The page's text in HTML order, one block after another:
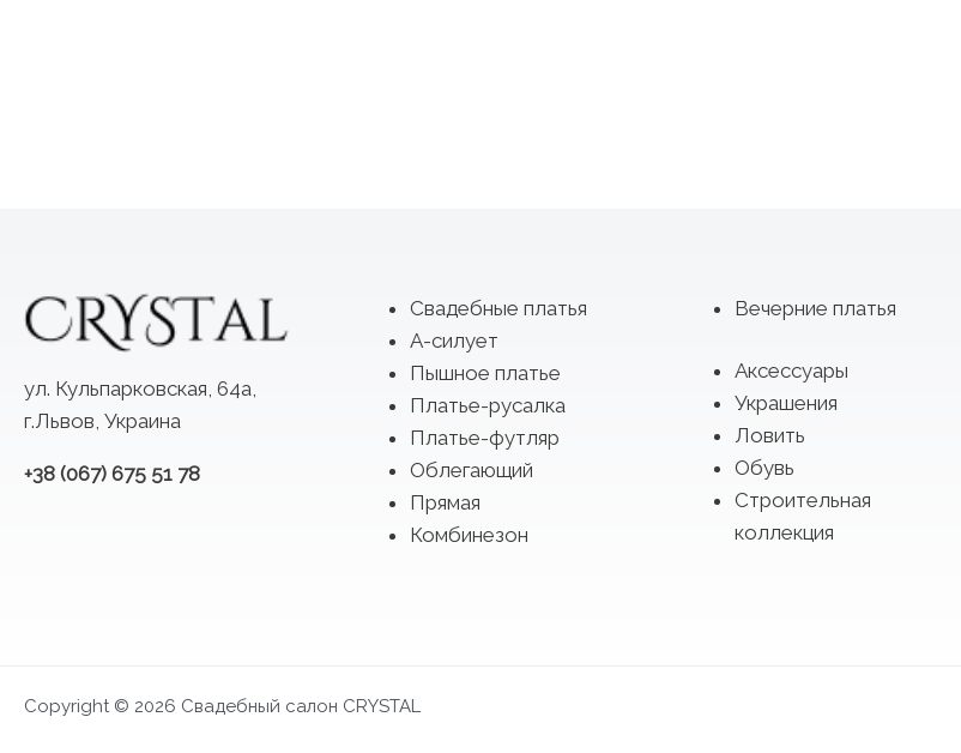
ул. Кульпарковская, 64а,
г.Львов, Украина
+38 (067) 675 51 78
Свадебные платья
А-силует
Пышное платье
Платье-русалка
Платье-футляр
Облегающий
Прямая
Комбинезон
Вечерние платья
Аксессуары
Украшения
Ловить
Обувь
Строительная
коллекция
Copyright © 2026 Свадебный салон CRYSTAL